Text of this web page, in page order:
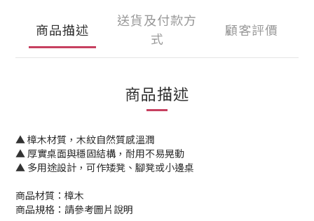
商品描述
送貨及付款方
式
顧客評價
商品描述
▲ 樟木材質，木紋自然質感溫潤
▲ 厚實桌面與穩固結構，耐用不易晃動
▲ 多用途設計，可作矮凳、腳凳或小邊桌
商品材質：樟木
商品規格：請參考圖片說明